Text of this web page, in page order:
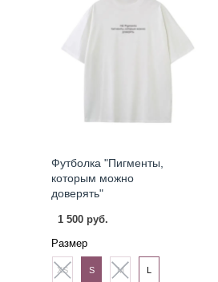
Футболка "Пигменты,
которым можно
доверять"
1 500 руб.
Размер
XS S M L